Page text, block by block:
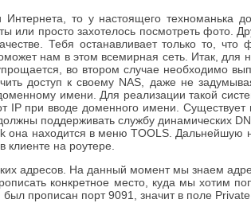
то у настоящего техноманька
или просто захотелось посмотреть фото.
Тебя останавливает только то,
нам в этом всемирная сеть. Итак,
во втором случае необходимо
доступ к своему NAS, даже не
имени. Для реализации такой
IP при вводе доменного имени.
поддерживать службу динамических
находится в меню TOOLS. Дальнейшую
клиенте на роутере.
адресов. На данный момент мы знаем
конкретное место, куда мы хотим
прописан порт 9091, значит в поле Private